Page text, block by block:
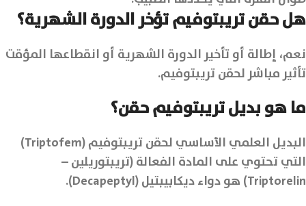
هل حقن تريبتوفيم تؤخر الدورة الشهرية؟
نعم، إطالة أو تأخير الدورة الشهرية أو انقطاعها المؤقت
تأثير مباشر لحقن تريبتوفيم.
ما هو بديل تريبتوفيم حقن؟
البديل العلمي الأساسي لحقن تريبتوفيم (Triptofem)
التي تحتوي على المادة الفعالة (تريبتوريلين –
Triptorelin) هو دواء ديكابيبتيل (Decapeptyl).